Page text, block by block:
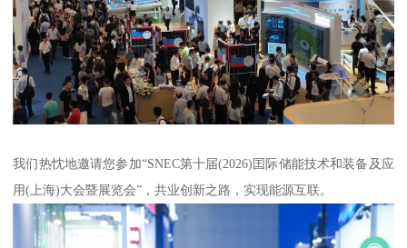
我们热忱地邀请您参加“SNEC第十届(2026)囯际储能技术和装备及应
用(上海)大会暨展览会”，共业创新之路，实现能源互联。